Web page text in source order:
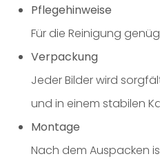
Pflegehinweise
Für die Reinigung
Verpackung
Jeder Bilder wird
und in einem stabilen
Montage
Nach dem Auspacken